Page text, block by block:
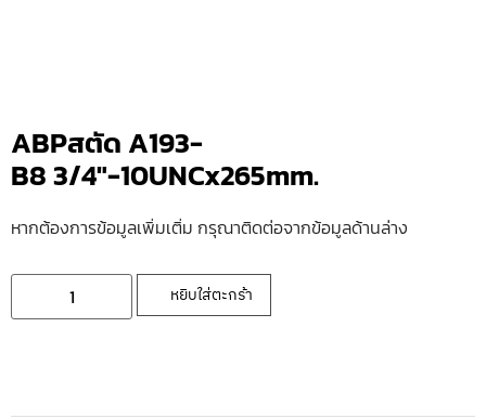
ABPสตัด A193-
B8 3/4″-10UNCx265mm.
หากต้องการข้อมูลเพิ่มเติ่ม กรุณาติดต่อจากข้อมูลด้านล่าง
หยิบใส่ตะกร้า